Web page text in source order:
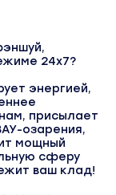
24х7?
энергией,
присылает
озарения,
мощный
сферу
ваш клад!